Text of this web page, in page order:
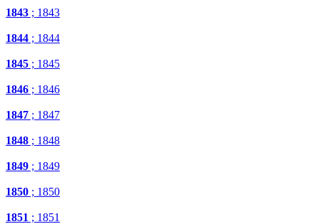
1843 ; 1843
1844 ; 1844
1845 ; 1845
1846 ; 1846
1847 ; 1847
1848 ; 1848
1849 ; 1849
1850 ; 1850
1851 ; 1851